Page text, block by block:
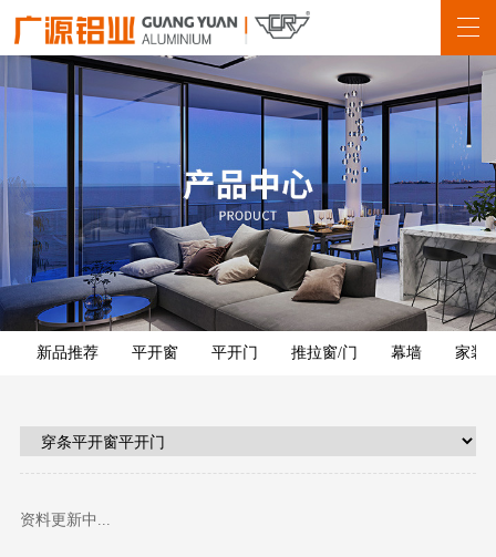
新品推荐 平开窗 平开门 推拉窗/门 幕墙 家装
资料更新中...